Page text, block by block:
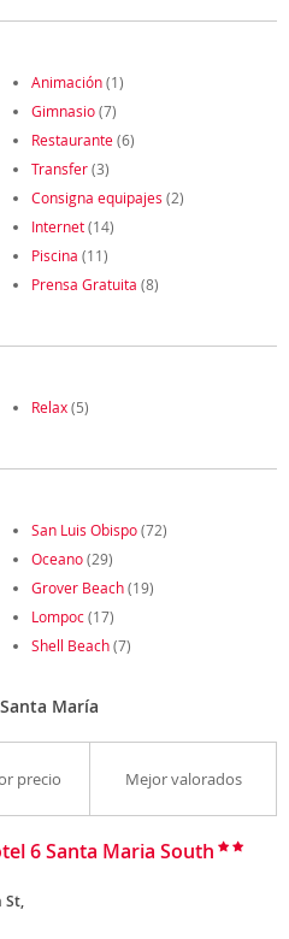
Animación(1)
Gimnasio(7)
Restaurante(6)
Transfer(3)
Consigna equipajes (2)
Internet(14)
Piscina (11)
Prensa Gratuita (8)
Relax(5)
San Luis Obispo(72)
Oceano(29)
Grover Beach(19)
Lompoc(17)
Shell Beach(7)
María
precio Mejor valorados
6 Santa Maria South
St,